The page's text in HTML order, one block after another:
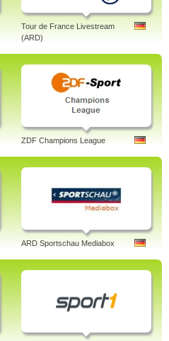
Tour de France Livestream
(ARD)
ZDF Champions League
ARD Sportschau Mediabox